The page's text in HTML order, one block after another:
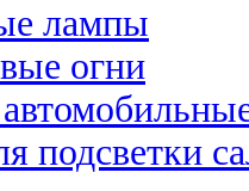
лампы
огни
подсветки